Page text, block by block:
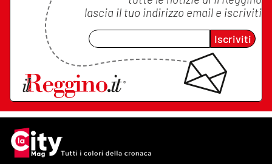
lascia il tuo indirizzo email e iscriviti
Iscriviti